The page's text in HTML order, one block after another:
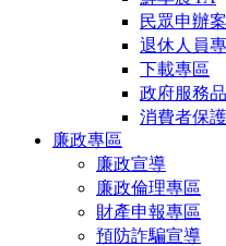
民眾申辦
退休人員
下載專區
政府服務
消費者保
廉政專區
廉政宣導
廉政倫理專區
財產申報專區
預防詐騙宣導